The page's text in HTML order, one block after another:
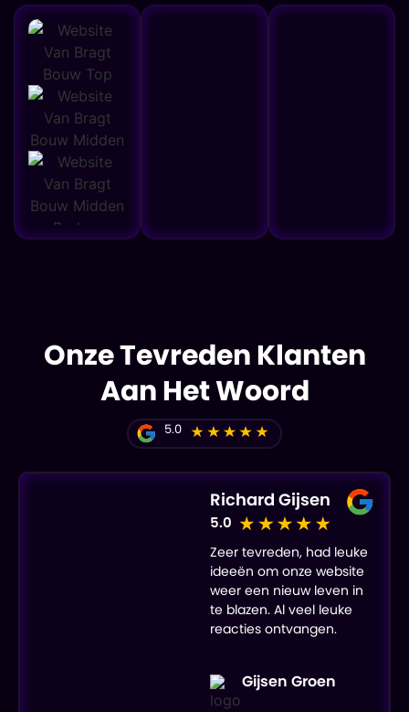
Onze Tevreden Klanten
Aan Het Woord
5.0
Richard Gijsen
5.0
Zeer tevreden, had leuke
ideeën om onze website
weer een nieuw leven in
te blazen. Al veel leuke
reacties ontvangen.
Gijsen Groen